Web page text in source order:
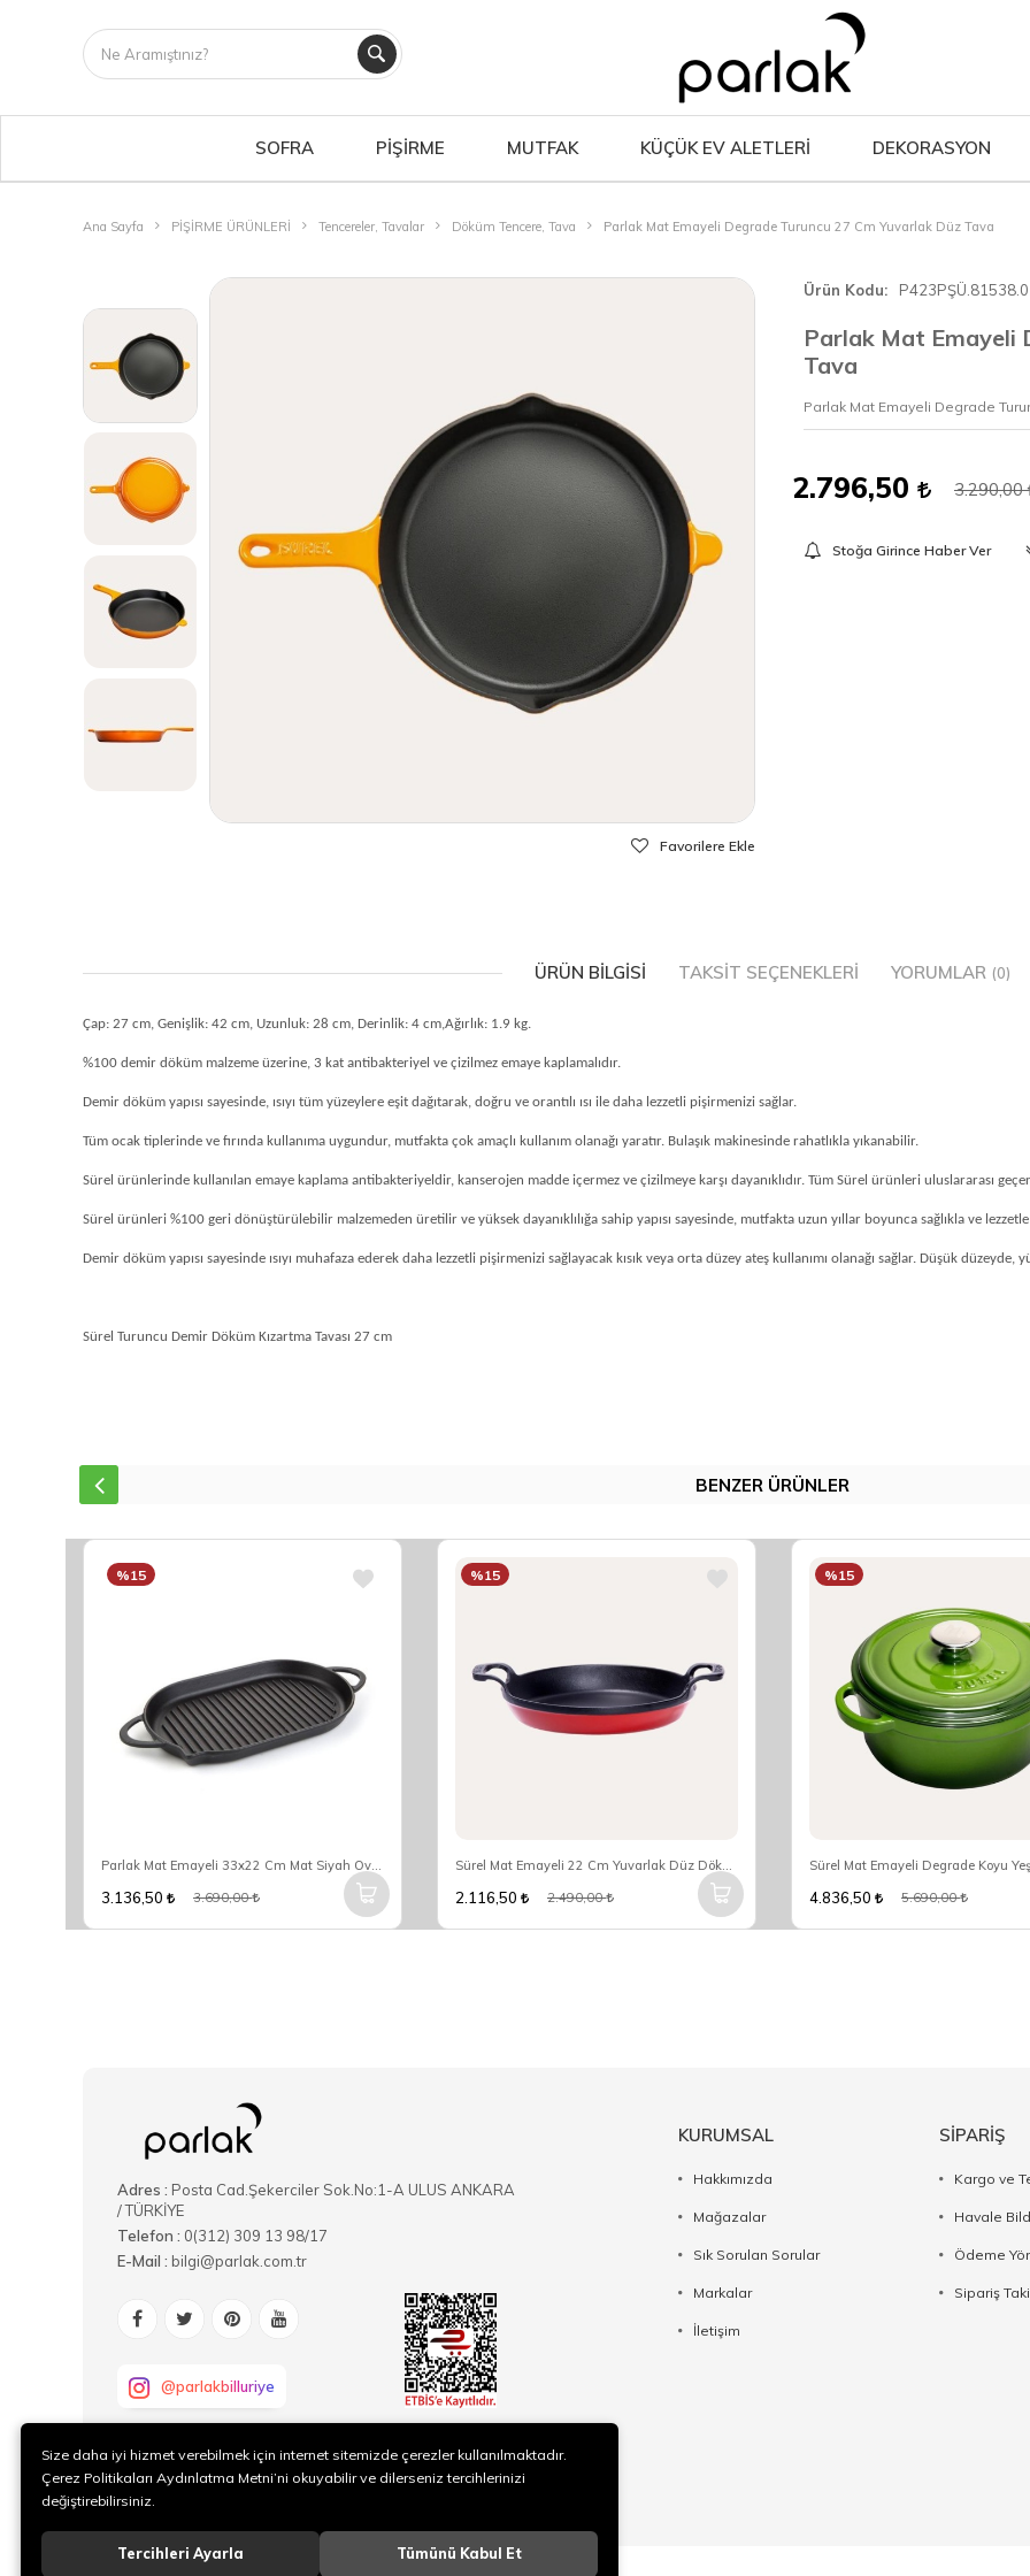
SOFRA PİŞİRME MUTFAK KÜÇÜK EV ALETLERİ DEKORASYON
Ana Sayfa PİŞİRME ÜRÜNLERİ Tencereler, Tavalar Döküm Tencere, Tava Parlak Mat Emayeli Degrade Turuncu 27 Cm Yuvarlak Düz Tava
Favorilere Ekle
Ürün Kodu
Parlak Mat Emayeli
Tava
Parlak Mat Emayeli Degrade
2.796,50 3.290,00
Stoğa Girince Haber Ver
ÜRÜN BILGISI TAKSIT SEÇENEKLERI YORUMLAR (0)
Çap: 27 cm, Genişlik: 42 cm, Uzunluk: 28 cm, Derinlik: 4 cm,Ağırlık: 1.9 kg.
%100 demir döküm malzeme üzerine, 3 kat antibakteriyel ve çizilmez emaye kaplamalıdır.
Demir döküm yapısı sayesinde, ısıyı tüm yüzeylere eşit dağıtarak, doğru ve orantılı ısı ile daha lezzetli pişirmenizi sağlar.
Tüm ocak tiplerinde ve fırında kullanıma uygundur, mutfakta çok amaçlı kullanım olanağı yaratır. Bulaşık makinesinde rahatlıkla yıkanabilir.
Sürel ürünlerinde kullanılan emaye kaplama antibakteriyeldir, kanserojen madde içermez ve çizilmeye karşı dayanıklıdır. Tüm Sürel ürünleri uluslararası
Sürel ürünleri %100 geri dönüştürülebilir malzemeden üretilir ve yüksek dayanıklılığa sahip yapısı sayesinde, mutfakta uzun yıllar boyunca sağlıkla ve
Demir döküm yapısı sayesinde ısıyı muhafaza ederek daha lezzetli pişirmenizi sağlayacak kısık veya orta düzey ateş kullanımı olanağı sağlar. Düşük düzeyde,
Sürel Turuncu Demir Döküm Kızartma Tavası 27 cm
BENZER ÜRÜNLER
Parlak Mat Emayeli 33x22 Cm Mat Siyah Oval Grill Saplı Tava
%15
3.136,50 3.690,00
Sürel Mat Emayeli 22 Cm Yuvarlak Düz Döküm Sahan Parlak Kırmızı
%15
2.116,50 2.490,00
%15
4.836,50 5.690,00
Adres : Posta Cad.Şekerciler Sok.No:1-A ULUS ANKARA
/ TÜRKİYE
Telefon : 0(312) 309 13 98/17
E-Mail : bilgi@parlak.com.tr
@parlakbilluriye
KURUMSAL
Hakkımızda
Mağazalar
Sık Sorulan Sorular
Markalar
İletişim
SİPARİŞ
Kargo ve
Havale
Ödeme
Sipariş
Size daha iyi hizmet verebilmek için internet sitemizde çerezler kullanılmaktadır.
Çerez Politikaları Aydınlatma Metni’ni okuyabilir ve dilerseniz tercihlerinizi
değiştirebilirsiniz.
Tercihleri Ayarla Tümünü Kabul Et